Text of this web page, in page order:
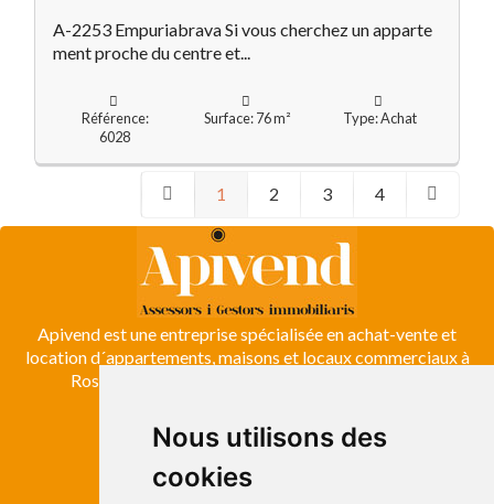
Nous utilisons des
cookies
A-2253 Empuriabrava Si vous cherchez un apparte
ment proche du centre et...
Référence:
6028
Surface: 76 m² Type: Achat
1 2 3 4
Apivend est une entreprise spécialisée en achat-vente et
location d´appartements, maisons et locaux commerciaux à
Roses, Empuriabrava, Costa Brava et Emporda.
Avda. de Rhode, 64